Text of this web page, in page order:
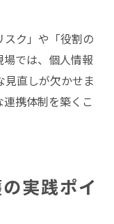
ク」や「役割の
では、個人情報
直しが欠かせま
携体制を築くこ
実践ポイ